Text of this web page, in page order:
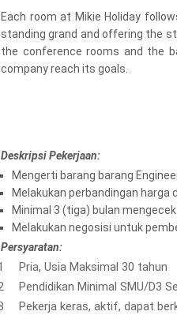
Each room at Mikie Holiday
standing grand and offering the
the conference rooms and the
company reach its goals.
Deskripsi Pekerjaan:
Mengerti barang barang
Melakukan perbandingan harga
Minimal 3 (tiga) bulan
Melakukan negosisi untuk
Persyaratan:
Pria, Usia Maksimal 30 tahun
Pendidikan Minimal SMU/D3
Pekerja keras, aktif, dapat